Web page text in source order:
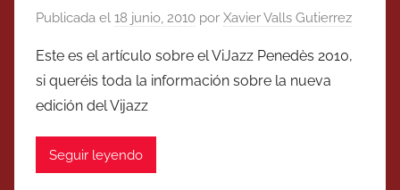
Publicada el 18 junio, 2010 por Xavier Valls Gutierrez
Este es el artículo sobre el ViJazz Penedès 2010,
si queréis toda la información sobre la nueva
edición del Vijazz
Seguir leyendo